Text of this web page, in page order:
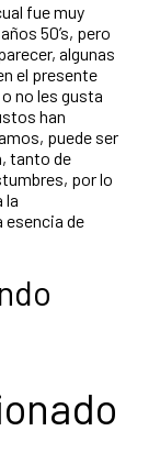
fue muy
50’s, pero
algunas
el presente
no les gusta
han
puede ser
tanto de
por lo
la
esencia de